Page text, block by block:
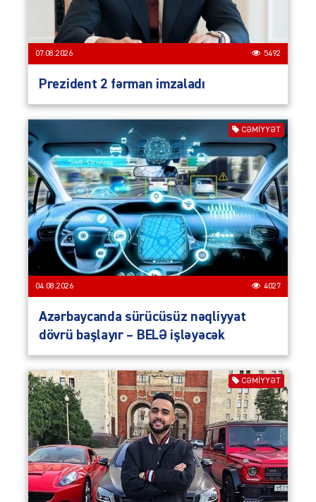
07.08.2026 5492
Prezident 2 fərman imzaladı
CƏMIYYƏT
04.08.2026 4027
Azərbaycanda sürücüsüz nəqliyyat
dövrü başlayır – BELƏ işləyəcək
CƏMIYYƏT